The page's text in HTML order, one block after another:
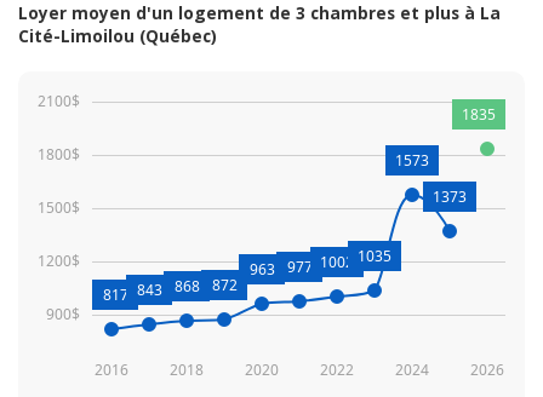
Loyer moyen d'un logement de 3 chambres et plus à La
Cité-Limoilou (Québec)
2016 2018 2020 2022 2024 2026
900$
1200$
1500$
1800$
2100$
817 843 868 872
963 977 1002 1035
1573
1373
1835